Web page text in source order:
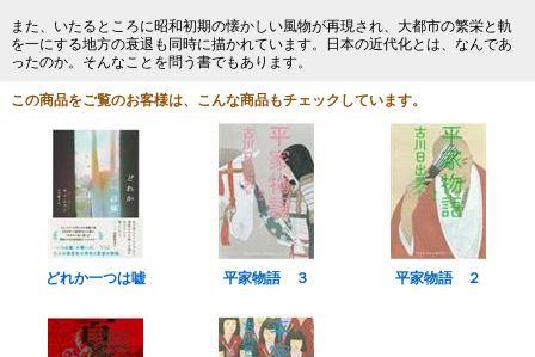
また、いたるところに昭和初期の懐かしい風物が再現され、大都市の繁栄と軌
を一にする地方の衰退も同時に描かれています。日本の近代化とは、なんであ
ったのか。そんなことを問う書でもあります。
この商品をご覧のお客様は、こんな商品もチェックしています。
どれか一つは嘘 平家物語 ３ 平家物語 ２